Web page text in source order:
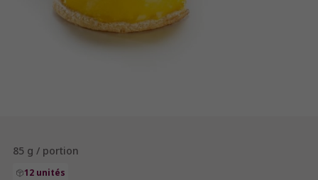
85 g / portion
12 unités